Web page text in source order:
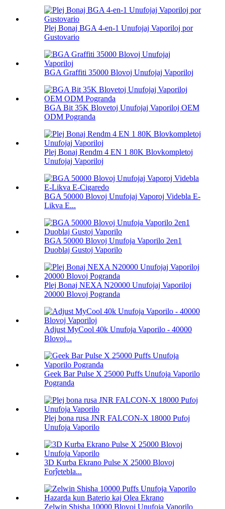
Plej Bonaj BGA 4-en-1 Unufojaj Vaporiloj por
Gustovario
BGA Graffiti 35000 Blovoj Unufojaj Vaporiloj
BGA Bit 35K Blovetoj Unufojaj Vaporiloj OEM
ODM Pogranda
Plej Bonaj Rendm 4 EN 1 80K Blovkompletoj
Unufojaj Vaporiloj
BGA 50000 Blovoj Unufojaj Vaporoj Videbla E-
Likva E...
BGA 50000 Blovoj Unufoja Vaporilo 2en1
Duoblaj Gustoj Vaporilo
Plej Bonaj NEXA N20000 Unufojaj Vaporiloj
20000 Blovoj Pogranda
Adjust MyCool 40k Unufoja Vaporilo - 40000
Blovoj...
Geek Bar Pulse X 25000 Puffs Unufoja Vaporilo
Pogranda
Plej bona rusa JNR FALCON-X 18000 Pufoj
Unufoja Vaporilo
3D Kurba Ekrano Pulse X 25000 Blovoj
Forĵetebla...
Zelwin Shisha 10000 Blovoj Unufoja Vaporilo